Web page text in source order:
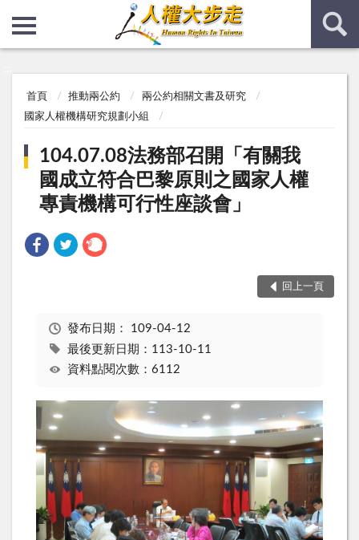
首頁 推動兩公約
兩公約相關文書及研究
國家人權機構研究規劃小組
104.07.08法務部召開「有關我
國成立符合巴黎原則之國家人權
專責機構可行性座談會」
回上一頁
發布日期： 109-04-12
最後更新日期：113-10-11
資料點閱次數：6112